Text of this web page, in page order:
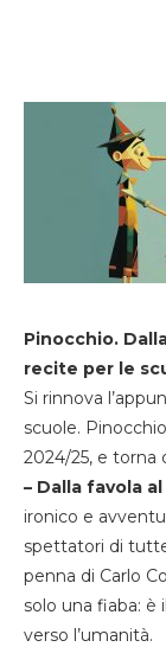
Pinocchio.
recite per le
Si rinnova
scuole.
2024/25, e torna
– Dalla favola
ironico e
spettatori di
penna di Carlo
solo una fiaba: è
verso l’umanità.